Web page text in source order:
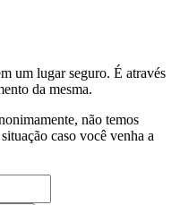
um lugar seguro. É através
da mesma.
não temos
caso você venha a